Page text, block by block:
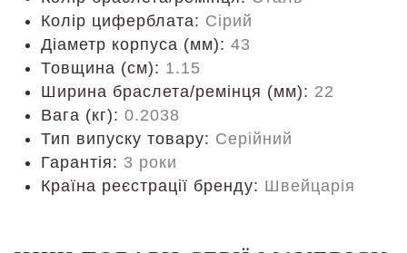
Колір циферблата: Сірий
Діаметр корпуса (мм): 43
Товщина (см): 1.15
Ширина браслета/ремінця (мм): 22
Вага (кг): 0.2038
Тип випуску товару: Серійний
Гарантія: 3 роки
Країна реєстрації бренду: Швейцарія